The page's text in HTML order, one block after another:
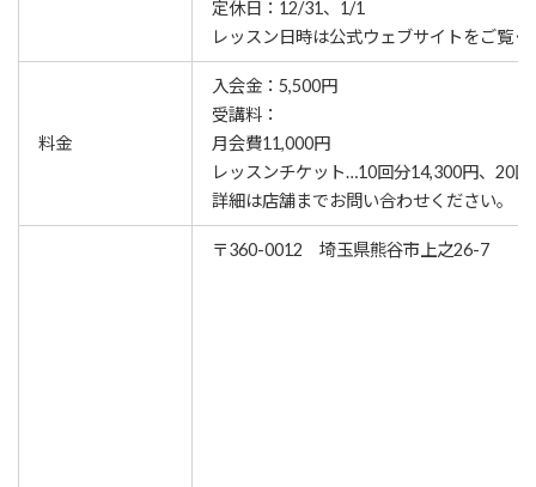
定休日：12/31、1/1
レッスン⽇時は公式ウェブサイトをご覧く
料金
入会金：5,500円
受講料：
月会費11,000円
レッスンチケット…10回分14,300円、20
詳細は店舗までお問い合わせください。
〒360-0012 埼玉県熊谷市上之26-7